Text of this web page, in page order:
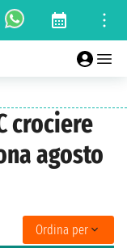
crociere
agosto
Ordina per